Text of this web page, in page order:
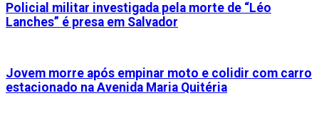
Policial militar investigada pela morte de “Léo
Lanches” é presa em Salvador
Jovem morre após empinar moto e colidir com carro
estacionado na Avenida Maria Quitéria